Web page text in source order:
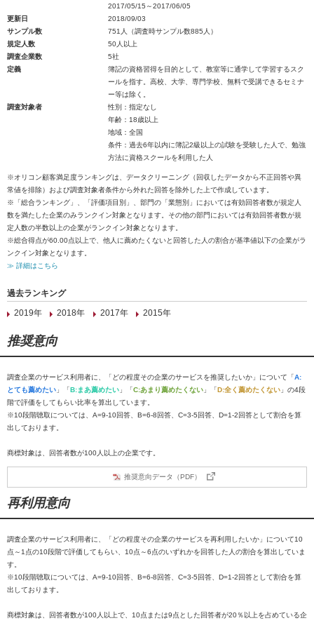
2017/05/15～2017/06/05
更新日
2018/09/03
サンプル数
751人（調査時サンプル数885人）
規定人数
50人以上
調査企業数
5社
定義
簿記の資格習得を目的として、教室等に通学して学習するスク
ールを指す。高校、大学、専門学校、無料で受講できるセミナ
ー等は除く。
調査対象者
性別：指定なし
年齢：18歳以上
地域：全国
条件：過去6年以内に簿記2級以上の試験を受験した人で、勉強
方法に資格スクールを利用した人
※オリコン顧客満足度ランキングは、データクリーニング（回収したデータから不正回答や異
常値を排除）および調査対象者条件から外れた回答を除外した上で作成しています。
※「総合ランキング」、「評価項目別」、部門の「業態別」においては有効回答者数が規定人
数を満たした企業のみランクイン対象となります。その他の部門においては有効回答者数が規
定人数の半数以上の企業がランクイン対象となります。
※総合得点が60.00点以上で、他人に薦めたくないと回答した人の割合が基準値以下の企業がラ
ンクイン対象となります。
≫ 詳細はこちら
過去ランキング
2019年
2018年 2017年 2015年
推奨意向
調査企業のサービス利用者に、「どの程度その企業のサービスを推奨したいか」について「A:
とても薦めたい 」「B:まあ薦めたい 」「C:あまり薦めたくない 」「D:全く薦めたくない 」の4段
階で評価をしてもらい比率を算出しています。
※10段階聴取については、A=9-10回答、B=6-8回答、C=3-5回答、D=1-2回答として割合を算
出しております。
商標対象は、回答者数が100人以上の企業です。
推奨意向データ（PDF）
再利用意向
調査企業のサービス利用者に、「どの程度その企業のサービスを再利用したいか」について10
点～1点の10段階で評価してもらい、10点～6点のいずれかを回答した人の割合を算出していま
す。
※10段階聴取については、A=9-10回答、B=6-8回答、C=3-5回答、D=1-2回答として割合を算
出しております。
商標対象は、回答者数が100人以上で、10点または9点とした回答者が20％以上を占めている企